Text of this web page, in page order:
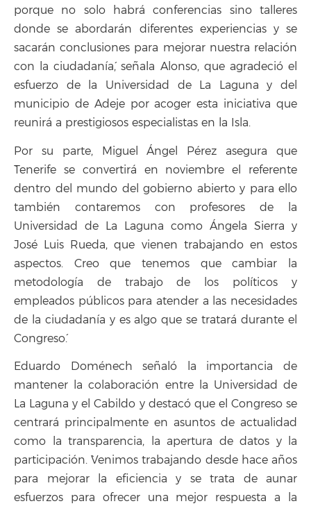
porque no solo habrá conferencias sino talleres
donde se abordarán diferentes experiencias y se
sacarán conclusiones para mejorar nuestra relación
con la ciudadanía´, señala Alonso, que agradeció el
esfuerzo de la Universidad de La Laguna y del
municipio de Adeje por acoger esta iniciativa que
reunirá a prestigiosos especialistas en la Isla.
Por su parte, Miguel Ángel Pérez asegura que
`Tenerife se convertirá en noviembre el referente
dentro del mundo del gobierno abierto y para ello
también contaremos con profesores de la
Universidad de La Laguna como Ángela Sierra y
José Luis Rueda, que vienen trabajando en estos
aspectos. Creo que tenemos que cambiar la
metodología de trabajo de los políticos y
empleados públicos para atender a las necesidades
de la ciudadanía y es algo que se tratará durante el
Congreso´.
Eduardo Doménech señaló la importancia de
mantener la colaboración entre la Universidad de
La Laguna y el Cabildo y destacó que el Congreso se
centrará principalmente en asuntos de actualidad
como la transparencia, la apertura de datos y la
participación. `Venimos trabajando desde hace años
para mejorar la eficiencia y se trata de aunar
esfuerzos para ofrecer una mejor respuesta a la